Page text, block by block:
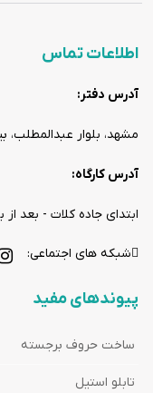
اطلاعات تماس
آدرس دفتر:
مشهد، بلوار عبدالمطلب، بین
آدرس کارگاه:
ابتدای جاده کلات - بعد از بلوار 22 بهمن - ارشاد 5 -
شبکه های اجتماعی:
پیوندهای مفید
ساخت حروف برجسته
تابلو استیل